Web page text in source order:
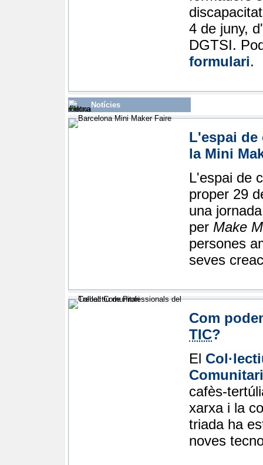
4 de juny,
DGTSI.
formulari.
Notícies
L'espai de
la Mini
L'espai de
proper 29
una
per Make
persones
seves
Com
TIC?
El
cafès-
xarxa i la
triada ha
noves